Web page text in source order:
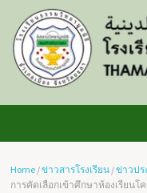
Home /ข่าวสารโรงเรียน /ข่าวป
การคัดเลือกเข้าศึกษาห้องเรียน